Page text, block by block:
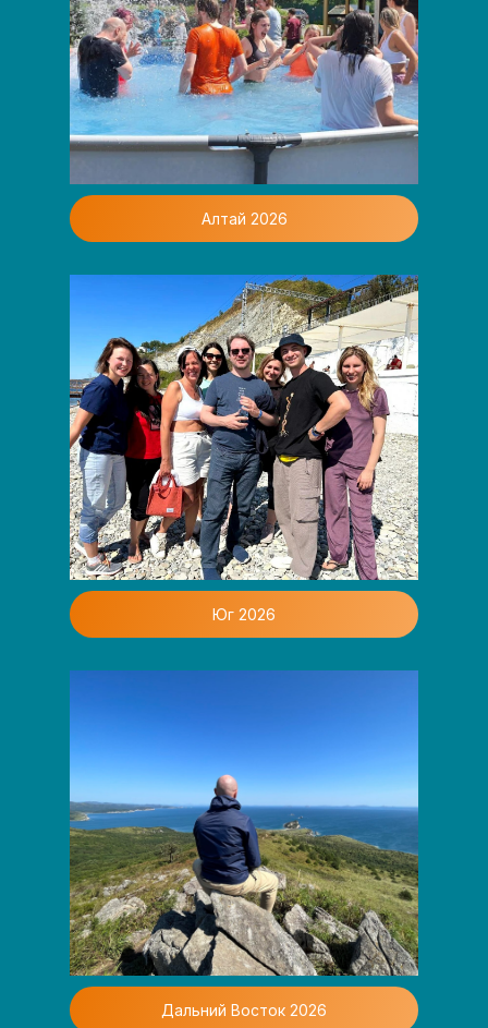
Алтай 2026
Юг 2026
Дальний Восток 2026